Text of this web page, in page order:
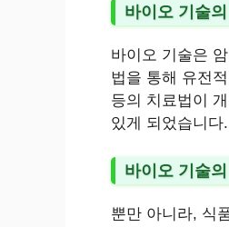
바이오 기술
바이오 기술은
법을 통해 유전
등의 치료법이
있게 되었습니다.
바이오 기술
뿐만 아니라, 식